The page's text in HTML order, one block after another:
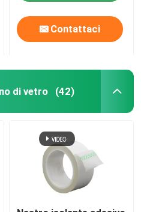
Contattaci
di vetro (42)